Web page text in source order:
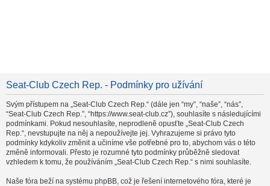
Seat-Club Czech Rep. - Podmínky pro užívání
Svým přístupem na „Seat-Club Czech Rep.“ (dále jen “my”, “naše”, “nás”,
“Seat-Club Czech Rep.”, “https://www.seat-club.cz”), souhlasíte s následujícími
podmínkami. Pokud nesouhlasíte, neprodleně opusťte „Seat-Club Czech
Rep.“, nevstupujte na něj a nepoužívejte jej. Vyhrazujeme si právo tyto
podmínky kdykoliv změnit a učiníme vše potřebné pro to, abychom vás o této
změně informovali. Přesto je rozumné tyto podmínky průběžně sledovat
vzhledem k tomu, že používáním „Seat-Club Czech Rep.“ s nimi souhlasíte.
Naše fóra beží na systému phpBB, což je řešení internetového fóra, které je